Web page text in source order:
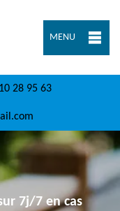
MENU
28 95 63
7j/7 en cas